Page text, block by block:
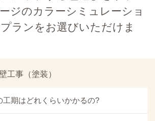
ジのカラーシミュレーショ
ランをお選びいただけま
工事（塗装）
工期はどれくらいかかるの?